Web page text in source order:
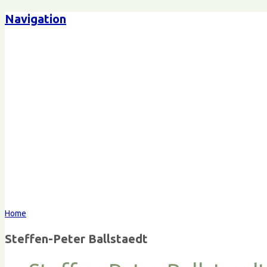
Navigation
Home
Steffen-Peter Ballstaedt